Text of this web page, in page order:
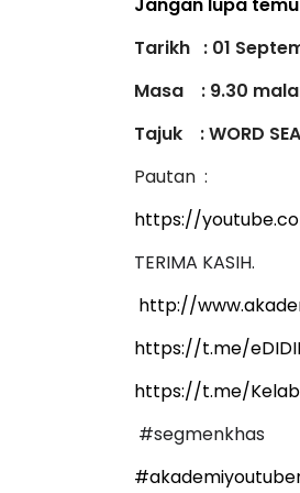
Tarikh : 01
Masa : 9.30
Tajuk
: WORD
Pautan :
https://
TERIMA KASIH.
http://
https://t.me/
https://t.me/
#segmenkhas